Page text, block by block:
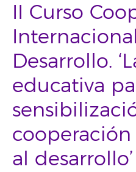
II Curso
Desarrollo.
educativa
al desarrollo’